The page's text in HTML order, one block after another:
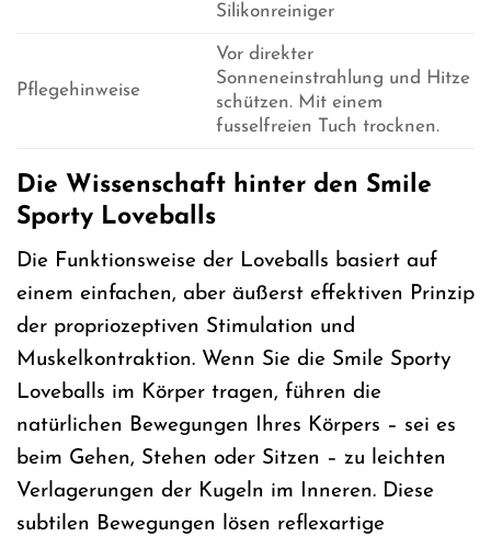
Silikonreiniger
Pflegehinweise
Vor direkter
Sonneneinstrahlung und Hitze
schützen. Mit einem
fusselfreien Tuch trocknen.
Die Wissenschaft hinter den Smile
Sporty Loveballs
Die Funktionsweise der Loveballs basiert auf
einem einfachen, aber äußerst effektiven Prinzip
der propriozeptiven Stimulation und
Muskelkontraktion. Wenn Sie die Smile Sporty
Loveballs im Körper tragen, führen die
natürlichen Bewegungen Ihres Körpers – sei es
beim Gehen, Stehen oder Sitzen – zu leichten
Verlagerungen der Kugeln im Inneren. Diese
subtilen Bewegungen lösen reflexartige